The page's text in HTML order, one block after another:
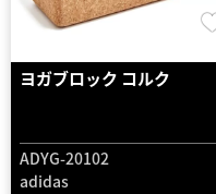
ヨガブロック コルク
ADYG-20102
adidas